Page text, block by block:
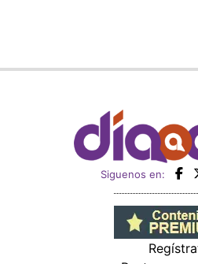
Siguenos en: